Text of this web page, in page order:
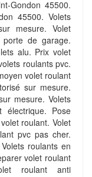
Gondon 45500.
45500. Volets
mesure. Volet
de garage.
alu. Prix volet
roulants pvc.
volet roulant
sur mesure.
mesure. Volets
électrique. Pose
roulant. Volet
pvc pas cher.
roulants en
volet roulant
roulant anti